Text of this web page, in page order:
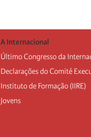
A Internacional
Último Congresso da
Declarações do Comité
Instituto de Formação (IIRE)
Jovens